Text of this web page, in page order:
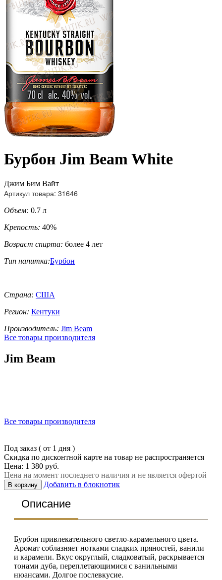
Бурбон Jim Beam White
Джим Бим Вайт
Артикул товара: 31646
Объем: 0.7 л
Крепость: 40%
Возраст спирта: более 4 лет
Тип напитка:Бурбон
Страна: США
Регион: Кентуки
Производитель: Jim Beam
Все товары производителя
Jim Beam
Все товары производителя
Под заказ ( от 1 дня )
Скидка по дисконтной карте на товар не распространяется
Цена: 1 380 руб.
Цена на момент последнего наличия и не является офертой
В корзину Добавить в блокнотик
Описание
Бурбон привлекательного светло-карамельного цвета.
Аромат соблазняет нотками сладких пряностей, ванили
и карамели. Вкус округлый, сладковатый, раскрывается
тонами дуба, переплетающимися с ванильными
нюансами. Долгое послевкусие.